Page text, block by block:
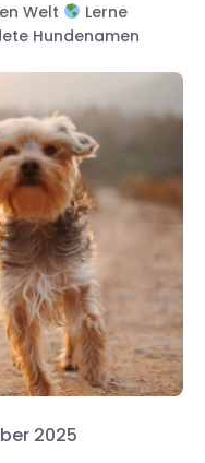
Welt
Lerne
Hundenamen
2025